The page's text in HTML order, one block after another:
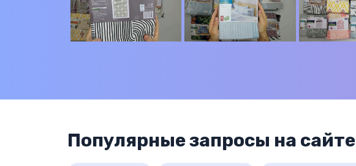
Популярные запросы на сайте